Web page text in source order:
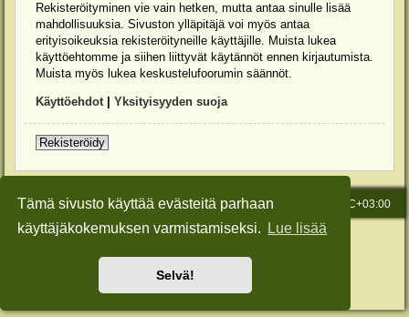
Tämä sivusto käyttää evästeitä parhaan
käyttäjäkokemuksen varmistamiseksi.
Lue lisää
Selvä!
Rekisteröityminen vie vain hetken, mutta antaa sinulle lisää
mahdollisuuksia. Sivuston ylläpitäjä voi myös antaa
erityisoikeuksia rekisteröityneille käyttäjille. Muista lukea
käyttöehtomme ja siihen liittyvät käytännöt ennen kirjautumista.
Muista myös lukea keskustelufoorumin säännöt.
Käyttöehdot| Yksityisyyden suoja
Rekisteröidy
Etusivu Kaikki ajat ovat UTC+03:00
Viesti Ylläpidolle
Keskustelufoorumin ohjelmistophpBB® Forum Software © phpBB Limited